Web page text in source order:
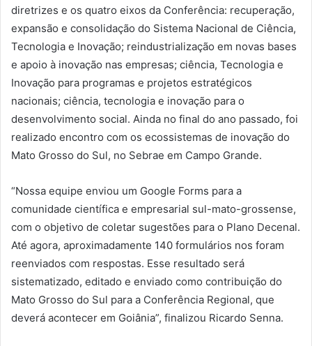
diretrizes e os quatro eixos da Conferência: recuperação,
expansão e consolidação do Sistema Nacional de Ciência,
Tecnologia e Inovação; reindustrialização em novas bases
e apoio à inovação nas empresas; ciência, Tecnologia e
Inovação para programas e projetos estratégicos
nacionais; ciência, tecnologia e inovação para o
desenvolvimento social. Ainda no final do ano passado, foi
realizado encontro com os ecossistemas de inovação do
Mato Grosso do Sul, no Sebrae em Campo Grande.
“Nossa equipe enviou um Google Forms para a
comunidade científica e empresarial sul-mato-grossense,
com o objetivo de coletar sugestões para o Plano Decenal.
Até agora, aproximadamente 140 formulários nos foram
reenviados com respostas. Esse resultado será
sistematizado, editado e enviado como contribuição do
Mato Grosso do Sul para a Conferência Regional, que
deverá acontecer em Goiânia”, finalizou Ricardo Senna.